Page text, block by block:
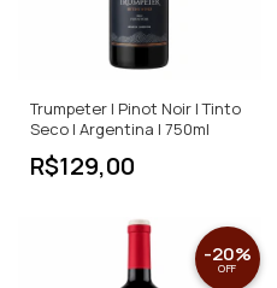
Trumpeter | Pinot Noir | Tinto
Seco | Argentina | 750ml
R$129,00
-20%
OFF